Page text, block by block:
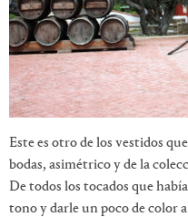
Este es otro de los vestidos
bodas, asimétrico y de la
De todos los tocados que
tono y darle un poco de color